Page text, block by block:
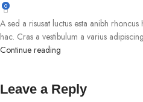
0
A sed a risusat luctus esta anibh
hac. Cras a vestibulum a varius
Continue reading
Leave a Reply